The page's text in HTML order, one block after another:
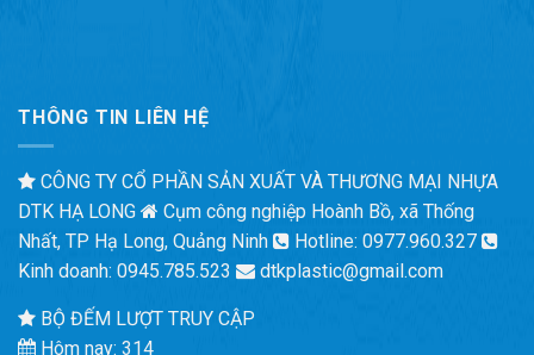
THÔNG TIN LIÊN HỆ
CÔNG TY CỔ PHẦN SẢN XUẤT VÀ THƯƠNG MẠI NHỰA
DTK HẠ LONG
Cụm công nghiệp Hoành Bồ, xã Thống
Nhất, TP Hạ Long, Quảng Ninh
Hotline: 0977.960.327
Kinh doanh: 0945.785.523
dtkplastic@gmail.com
BỘ ĐẾM LƯỢT TRUY CẬP
Hôm nay: 314